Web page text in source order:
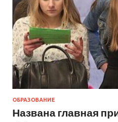
ОБРАЗОВАНИЕ
Названа главная